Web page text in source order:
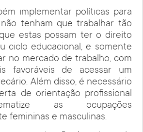
implementar políticas para
tenham que trabalhar tão
estas possam ter o direito
ciclo educacional, e somente
no mercado de trabalho, com
favoráveis de acessar um
Além disso, é necessário
de orientação profissional
as ocupações
femininas e masculinas.